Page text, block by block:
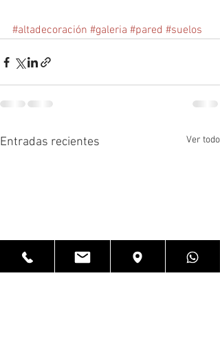
#altadecoración #galeria #pared #suelos
Entradas recientes Ver todo